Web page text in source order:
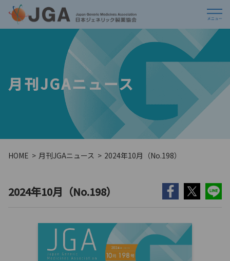
月刊JGAニュース
HOME 月刊JGAニュース 2024年10月（No.198）
2024年10月（No.198）